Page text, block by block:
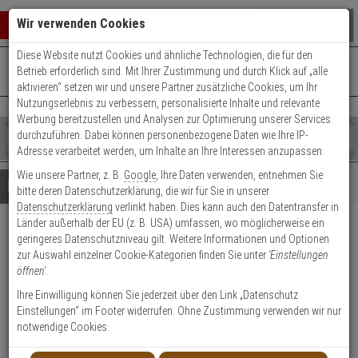
Warenkorb schließen
0 ARTIKEL IM WARENKORB
Ihr Warenkorb ist momentan leer.
Ergebnisse ()
Fertig
Shop
durchsuchen
Bitte
geben
Sie
mindestens
Zeichen
ein,
um
Suche
Es
wurde
noch
Kategorien
Suche
gestartet
+49 (0)821 899 493-0Mo. - Do.: 8:00 - 16:30 | Fr.: 8:00 - 14:00 Uhr
Kontaktservice nutzen
Details Beratung Beliebte 4K Ultra HD Artikel
HIKVision DS-2CD2H83G2-
IZS(2.8-12mm) IP-Kamera 4K
Produktmerkmale
Wir verwenden Cookies
Diese Website nutzt Cookies und ähnliche Technologien, die für den
Betrieb erforderlich sind. Mit Ihrer Zustimmung und durch Klick auf „alle
aktivieren“ setzen wir und unsere Partner zusätzliche Cookies, um Ihr
Nutzungserlebnis zu verbessern, personalisierte Inhalte und relevante
Werbung bereitzustellen und Analysen zur Optimierung unserer Services
durchzuführen. Dabei können personenbezogene Daten wie Ihre IP-
Adresse verarbeitet werden, um Inhalte an Ihre Interessen anzupassen.
Wie unsere Partner, z. B. Google , Ihre Daten verwenden, entnehmen Sie
bitte deren Datenschutzerklärung, die wir für Sie in unserer
Datenschutzerklärung verlinkt haben. Dies kann auch den Datentransfer in
Länder außerhalb der EU (z. B. USA) umfassen, wo möglicherweise ein
geringeres Datenschutzniveau gilt. Weitere Informationen und Optionen
zur Auswahl einzelner Cookie-Kategorien finden Sie unter 'Einstellungen
öffnen'.
Ihre Einwilligung können Sie jederzeit über den Link „Datenschutz
Einstellungen“ im Footer widerrufen. Ohne Zustimmung verwenden wir nur
notwendige Cookies.